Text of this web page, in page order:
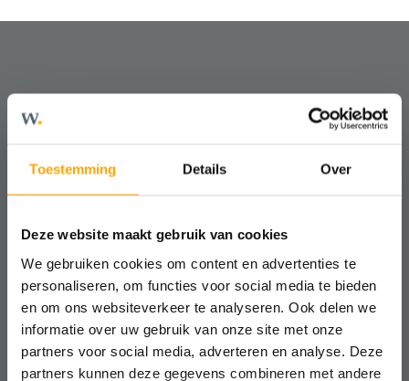
Toestemming Details Over
Deze website maakt gebruik van cookies
We gebruiken cookies om content en advertenties te
personaliseren, om functies voor social media te bieden
en om ons websiteverkeer te analyseren. Ook delen we
informatie over uw gebruik van onze site met onze
partners voor social media, adverteren en analyse. Deze
partners kunnen deze gegevens combineren met andere
Hulp nodig?
Kosteloos, vrijblijvend en altijd met
Contact
Ontmoet ons team